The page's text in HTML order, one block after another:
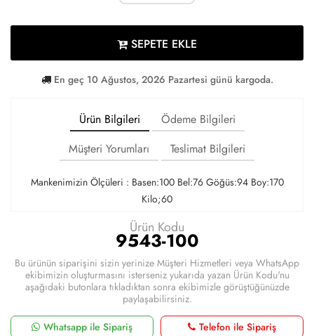
SEPETE EKLE
En geç 10 Ağustos, 2026 Pazartesi günü kargoda.
Ürün Bilgileri
Ödeme Bilgileri
Müşteri Yorumları
Teslimat Bilgileri
Mankenimizin Ölçüleri : Basen:100 Bel:76 Göğüs:94 Boy:170
Kilo;60
Ürün Kodu
9543-100
Bu ürünün siparişini sizin yerinize Müşteri Hizmetleri veya WhatsApp
ekibimizin oluşturmasını isterseniz yukarıda yazan Ürün Kodu'nu
aşağıdaki butonlara tıkladıktan sonra ekibimizle görüştüğünüzde
paylaşabilirsiniz.
Whatsapp ile Sipariş
Telefon ile Sipariş